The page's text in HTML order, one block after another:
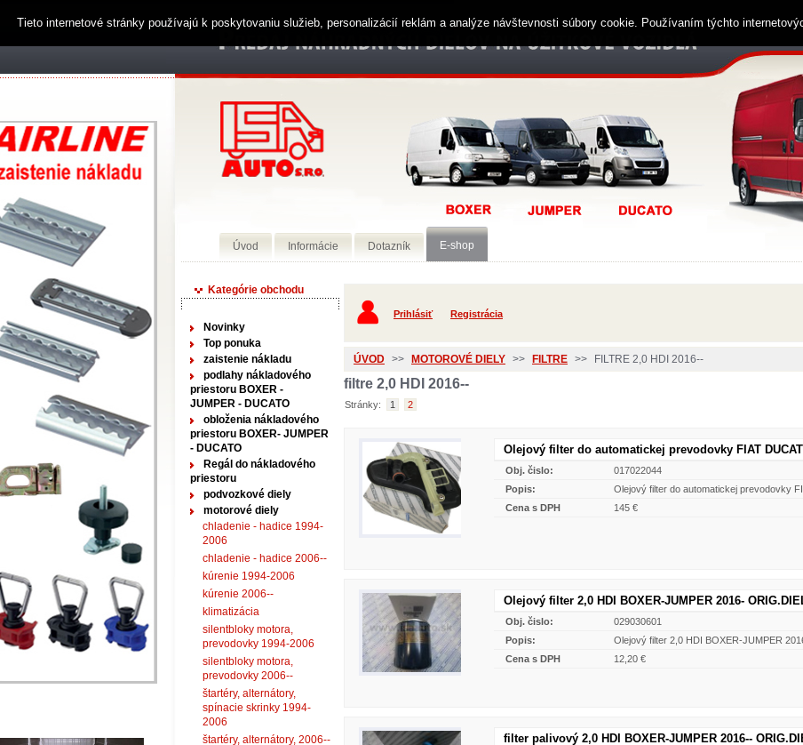
Kategórie obchodu
Novinky
Top ponuka
zaistenie nákladu
podlahy nákladového
priestoru BOXER -
JUMPER - DUCATO
obloženia nákladového
priestoru BOXER- JUMPER
- DUCATO
Regál do nákladového
priestoru
podvozkové diely
motorové diely
chladenie - hadice 1994-
2006
chladenie - hadice 2006--
kúrenie 1994-2006
kúrenie 2006--
klimatizácia
silentbloky motora,
prevodovky 1994-2006
silentbloky motora,
prevodovky 2006--
štartéry, alternátory,
spínacie skrinky 1994-
2006
štartéry, alternátory, 2006--
Prihlásiť Registrácia
ÚVOD >> MOTOROVÉ DIELY >> FILTRE >> FILTRE 2,0 HDI 2016--
filtre 2,0 HDI 2016--
Stránky: 1 2
Olejový filter do automatickej prevodovky FIAT
Obj. čislo:
017022044
Popis:
Olejový filter do automatickej prevodovky
Cena s DPH
145 €
Olejový filter 2,0 HDI BOXER-JUMPER 2016-
Obj. čislo:
029030601
Popis:
Olejový filter 2,0 HDI BOXER-JUMPER
Cena s DPH
12,20 €
filter palivový 2,0 HDI BOXER-JUMPER 2016--
Úvod Informácie Dotazník E-shop
Tieto internetové stránky používajú k poskytovaniu služieb, personalizácií reklám a analýze návštevnosti súbory cookie. Používaním týchto